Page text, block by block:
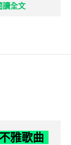
讀全文
雅歌曲